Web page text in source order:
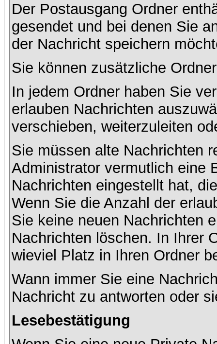
Der Postausgang Ordner
gesendet und bei denen Sie
der Nachricht speichern
Sie können zusätzliche
In jedem Ordner haben Sie
erlauben Nachrichten
verschieben, weiterzuleiten
Sie müssen alte Nachrichten
Administrator vermutlich eine
Nachrichten eingestellt hat,
Wenn Sie die Anzahl der
Sie keine neuen Nachrichten
Nachrichten löschen. In Ihrer
wieviel Platz in Ihren Ordner
Wann immer Sie eine
Nachricht zu antworten oder
Lesebestätigung